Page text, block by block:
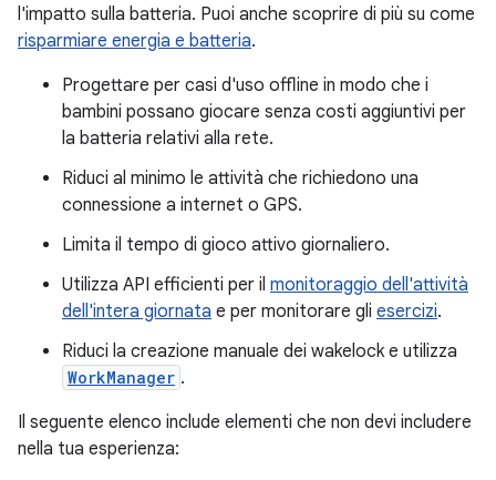
l'impatto sulla batteria. Puoi anche scoprire di più su come
risparmiare energia e batteria.
Progettare per casi d'uso offline in modo che i
bambini possano giocare senza costi aggiuntivi per
la batteria relativi alla rete.
Riduci al minimo le attività che richiedono una
connessione a internet o GPS.
Limita il tempo di gioco attivo giornaliero.
Utilizza API efficienti per il monitoraggio dell'attività
dell'intera giornata e per monitorare gli esercizi.
Riduci la creazione manuale dei wakelock e utilizza
WorkManager .
Il seguente elenco include elementi che non devi includere
nella tua esperienza: